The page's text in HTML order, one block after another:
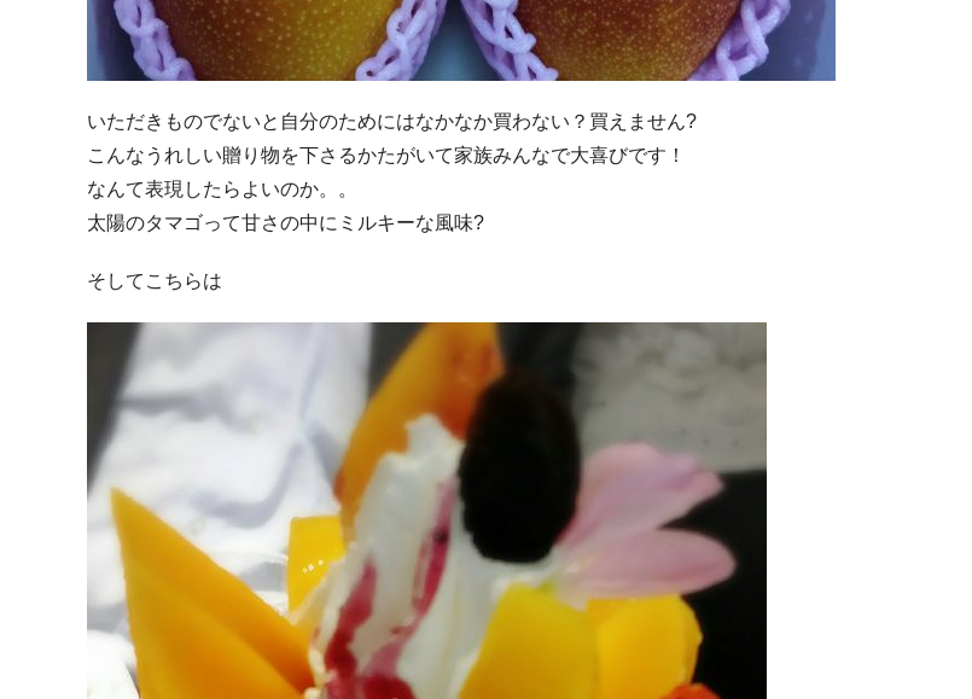
いただきものでないと自分のためにはなかなか買わない？買えません?
こんなうれしい贈り物を下さるかたがいて家族みんなで大喜びです！
なんて表現したらよいのか。。
太陽のタマゴって甘さの中にミルキーな風味?
そしてこちらは